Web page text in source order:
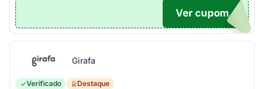
FF
Ver cupom
Girafa
Verificado Destaque